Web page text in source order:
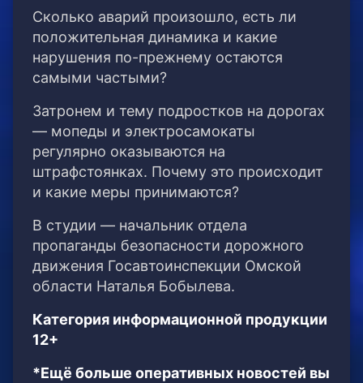
Сколько аварий произошло, есть ли
положительная динамика и какие
нарушения по-прежнему остаются
самыми частыми?
Затронем и тему подростков на дорогах
— мопеды и электросамокаты
регулярно оказываются на
штрафстоянках. Почему это происходит
и какие меры принимаются?
В студии — начальник отдела
пропаганды безопасности дорожного
движения Госавтоинспекции Омской
области Наталья Бобылева.
Категория информационной продукции
12+
*Ещё больше оперативных новостей вы